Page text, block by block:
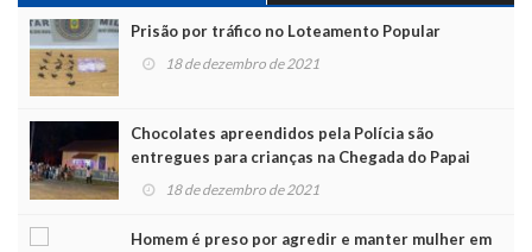
Prisão por tráfico no Loteamento Popular
18 de dezembro de 2021
Chocolates apreendidos pela Polícia são
entregues para crianças na Chegada do Papai
Noel 18 de dezembro de 2021
Homem é preso por agredir e manter mulher em